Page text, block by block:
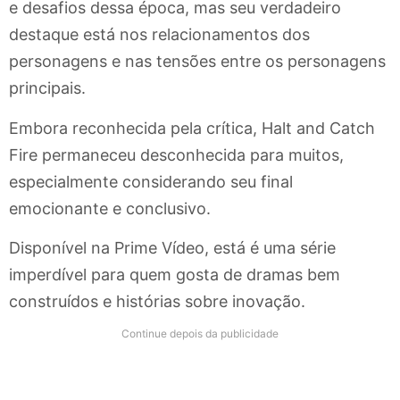
e desafios dessa época, mas seu verdadeiro
destaque está nos relacionamentos dos
personagens e nas tensões entre os personagens
principais.
Embora reconhecida pela crítica, Halt and Catch
Fire permaneceu desconhecida para muitos,
especialmente considerando seu final
emocionante e conclusivo.
Disponível na Prime Vídeo, está é uma série
imperdível para quem gosta de dramas bem
construídos e histórias sobre inovação.
Continue depois da publicidade